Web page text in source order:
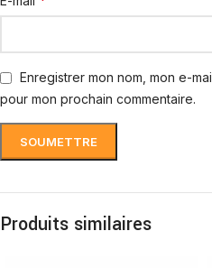
Enregistrer mon nom, mon e-
pour mon prochain commentaire.
Produits similaires